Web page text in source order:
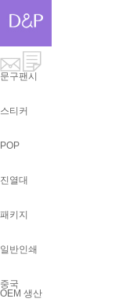
문구팬시
스티커
POP
진열대
패키지
일반인쇄
중국
OEM 생산